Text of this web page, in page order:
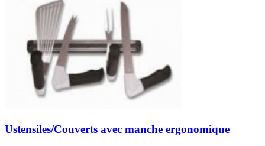
Ustensiles/Couverts avec manche ergonomique